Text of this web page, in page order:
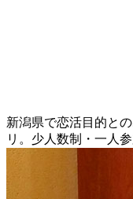
新潟県で恋活目的と
リ。少人数制・一人